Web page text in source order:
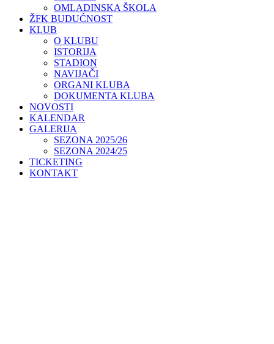
OMLADINSKA ŠKOLA
ŽFK BUDUĆNOST
KLUB
O KLUBU
ISTORIJA
STADION
NAVIJAČI
ORGANI KLUBA
DOKUMENTA KLUBA
NOVOSTI
KALENDAR
GALERIJA
SEZONA 2025/26
SEZONA 2024/25
TICKETING
KONTAKT